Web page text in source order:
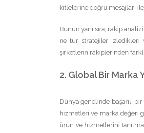
kitlelerine doğru mesajları
Bunun yanı sıra, rakip
ne tür stratejiler izledikleri
şirketlerin rakiplerinden
2. Global Bir Marka
Dünya genelinde başarılı
hizmetleri ve marka değeri
ürün ve hizmetlerini